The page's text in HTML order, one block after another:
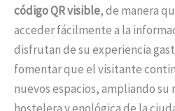
código QR visible, de manera
acceder fácilmente a la
disfrutan de su experiencia
fomentar que el visitante
nuevos espacios, ampliando